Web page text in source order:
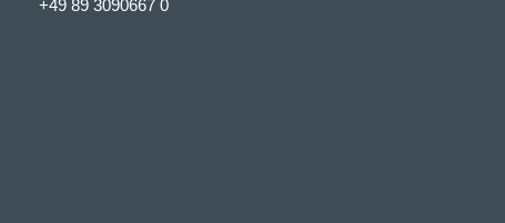
+49 89 3090667 0